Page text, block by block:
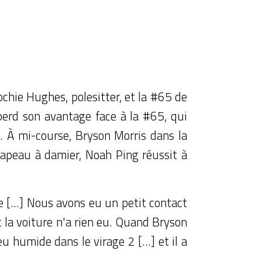
Hughes, polesitter, et la #65 de
son avantage face à la #65, qui
mi-course, Bryson Morris dans la
à damier, Noah Ping réussit à
[…] Nous avons eu un petit contact
voiture n'a rien eu. Quand Bryson
humide dans le virage 2 […] et il a